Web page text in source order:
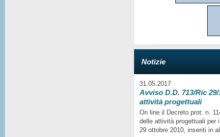
Notizie
31.05.2017
Avviso D.D. 713/Ric
attività progettuali
On line il Decreto prot. n.
delle attività progettuali per
29 ottobre 2010, inseriti in